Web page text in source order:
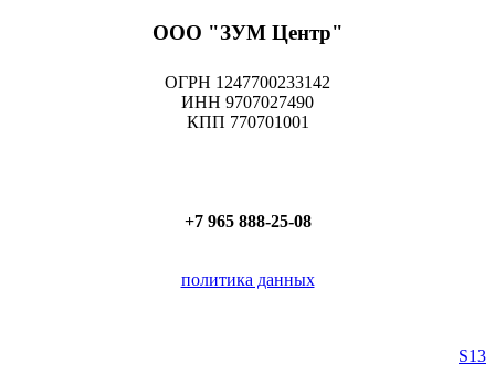
ООО "ЗУМ Центр"
ОГРН 1247700233142
ИНН 9707027490
КПП 770701001
+7 965 888-25-08
политика данных
S13